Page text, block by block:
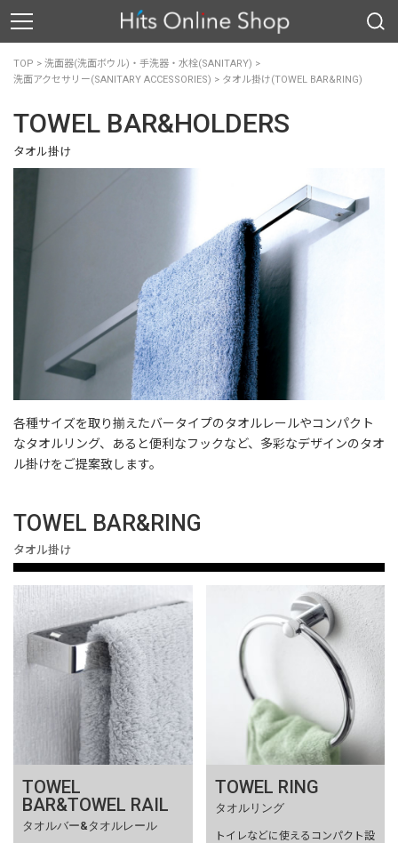
TOP > 洗面器(洗面ボウル)・手洗器・水栓(SANITARY) >
洗面アクセサリー(SANITARY ACCESSORIES) > タオル掛け(TOWEL BAR&RING)
TOWEL BAR&HOLDERS
タオル掛け
各種サイズを取り揃えたバータイプのタオルレールやコンパクト
なタオルリング、あると便利なフックなど、多彩なデザインのタオ
ル掛けをご提案致します。
TOWEL BAR&RING
タオル掛け
TOWEL
BAR&TOWEL RAIL
タオルバー&タオルレール
TOWEL RING
タオルリング
トイレなどに使えるコンパクト設